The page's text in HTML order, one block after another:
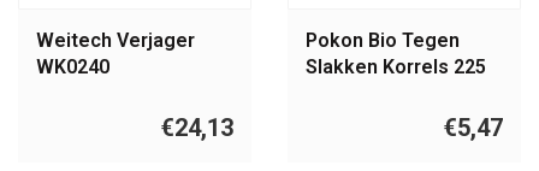
Weitech Verjager
WK0240
€24,13
Pokon Bio Tegen
Slakken Korrels 225
€5,47